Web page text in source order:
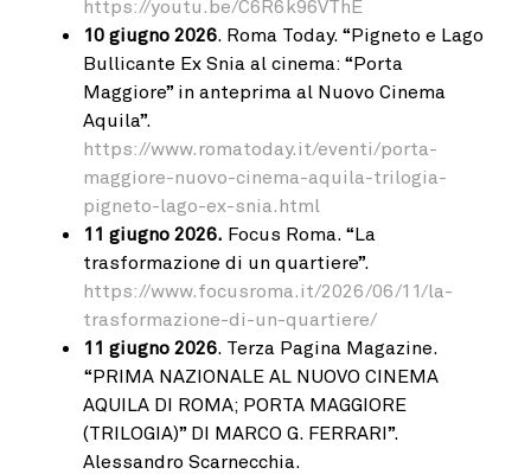
https://youtu.be/C6R6k96VThE
10 giugno 2026. Roma Today. “Pigneto e Lago
Bullicante Ex Snia al cinema: “Porta
Maggiore” in anteprima al Nuovo Cinema
Aquila”.
https://www.romatoday.it/eventi/porta-
maggiore-nuovo-cinema-aquila-trilogia-
pigneto-lago-ex-snia.html
11 giugno 2026. Focus Roma. “La
trasformazione di un quartiere”.
https://www.focusroma.it/2026/06/11/la-
trasformazione-di-un-quartiere/
11 giugno 2026. Terza Pagina Magazine.
“PRIMA NAZIONALE AL NUOVO CINEMA
AQUILA DI ROMA; PORTA MAGGIORE
(TRILOGIA)” DI MARCO G. FERRARI”.
Alessandro Scarnecchia.